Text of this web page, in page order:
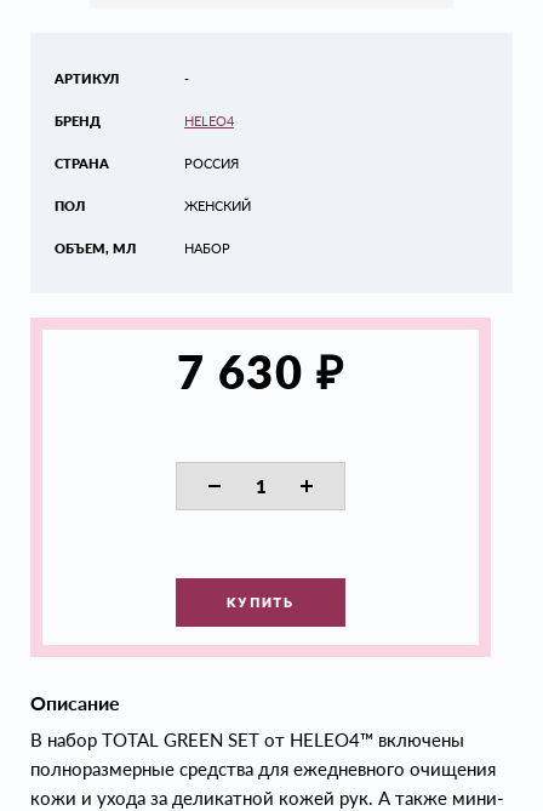
АРТИКУЛ
БРЕНД
СТРАНА
ПОЛ
ОБЪЕМ, МЛ
-
HELEO4
РОССИЯ
ЖЕНСКИЙ
НАБОР
7 630 ₽
КУПИТЬ
Описание
В набор TOTAL GREEN SET от HELEO4™ включены
полноразмерные средства для ежедневного очищения
кожи и ухода за деликатной кожей рук. А также мини-